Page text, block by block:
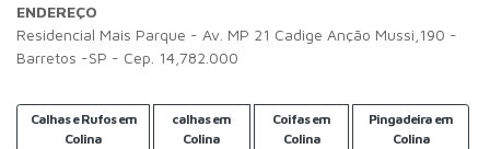
ENDEREÇO
Residencial Mais Parque - Av. MP 21 Cadige Anção Mussi,190 -
Barretos -SP - Cep. 14,782.000
Calhas e Rufos em
Colina
calhas em
Colina
Coifas em
Colina
Pingadeira em
Colina